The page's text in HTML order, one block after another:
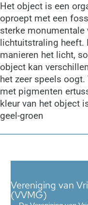
Het object is een
oproept met een
sterke
lichtuitstraling heeft.
manieren het licht,
object kan
het zeer speels
met pigmenten
kleur van het object
geel-groen
Vereniging van
(VVMG)